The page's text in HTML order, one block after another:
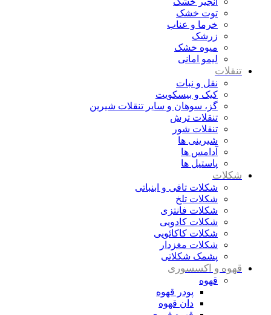
توت خشک
خرما و عناب
زرشک
میوه خشک
لیمو امانی
تنقلات
نقل و نبات
کیک و بیسکویت
گز، سوهان و سایر تنقلات شیرین
تنقلات ترش
تنقلات شور
شیرینی ها
آدامس ها
پاستیل ها
شکلات
شکلات تافی و ابنباتی
شکلات تلخ
شکلات فانتزی
شکلات کادویی
شکلات کاکائویی
شکلات مغزدار
پشمک شکلاتی
قهوه و اکسسوری
قهوه
پودر قهوه
دان قهوه